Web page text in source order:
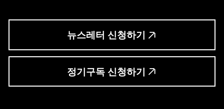
뉴스레터 신청하기
정기구독 신청하기